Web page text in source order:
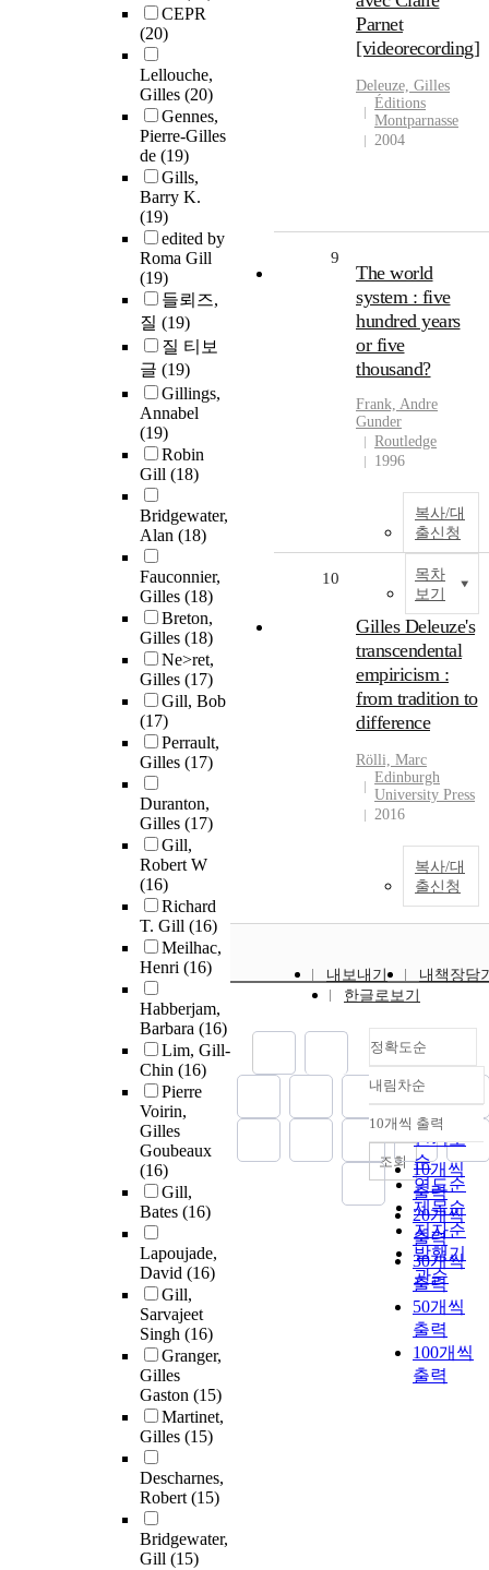
CEPR
(20)
Lellouche,
Gilles (20)
Gennes,
Pierre-Gilles
de (19)
Gills,
Barry K.
(19)
edited by
Roma Gill
(19)
들뢰즈,
질 (19)
질 티보
글 (19)
Gillings,
Annabel
(19)
Robin
Gill (18)
Bridgewater,
Alan (18)
Fauconnier,
Gilles (18)
Breton,
Gilles (18)
Ne>ret,
Gilles (17)
Gill, Bob
(17)
Perrault,
Gilles (17)
Duranton,
Gilles (17)
Gill,
Robert W
(16)
Richard
T. Gill (16)
Meilhac,
Henri (16)
Habberjam,
Barbara (16)
Lim, Gill-
Chin (16)
Pierre
Voirin,
Gilles
Goubeaux
(16)
Gill,
Bates (16)
Lapoujade,
David (16)
Gill,
Sarvajeet
Singh (16)
Granger,
Gilles
Gaston (15)
Martinet,
Gilles (15)
Descharnes,
Robert(15)
Bridgewater,
Gill (15)
Parnet
[videorecording]
Deleuze, Gilles
Éditions
Montparnasse
2004
9
The world
system : five
hundred years
or five
thousand?
Frank, Andre
Gunder
Routledge
1996
복사/대
출신청
목차
보기
10
Gilles Deleuze's
transcendental
empiricism :
from tradition to
difference
Rölli, Marc
Edinburgh
University Press
2016
복사/대
출신청
내보내기
내책장담
한글로보기
정확도순
정확도
순
인기도
순
연도순
제목순
저자순
발행기
관순
내림차순
내림차순
10개씩 출력
10개씩
출력
20개씩
출력
30개씩
출력
50개씩
출력
100개씩
출력
조회